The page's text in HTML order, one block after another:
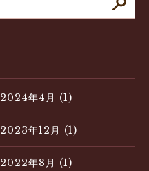
2024年4月 (1)
2023年12月 (1)
2022年8月 (1)